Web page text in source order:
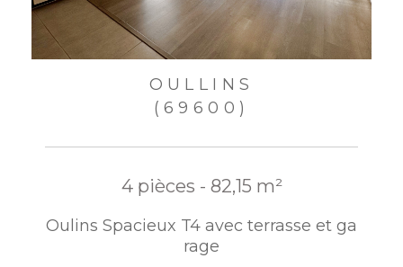
OULLINS
(69600)
4 pièces - 82,15 m²
Oulins Spacieux T4 avec terrasse et ga
rage